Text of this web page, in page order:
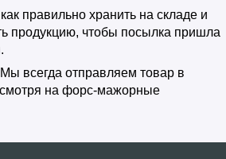
правильно хранить на складе и
продукцию, чтобы посылка пришла
Мы всегда отправляем товар в
на форс-мажорные